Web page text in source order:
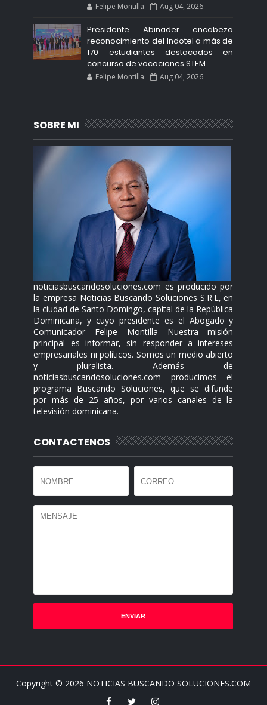
Felipe Montilla Aug 04, 2026
Presidente Abinader encabeza
reconocimiento del Indotel a más de
170 estudiantes destacados en
concurso de vocaciones STEM
Felipe Montilla Aug 04, 2026
SOBRE MI
noticiasbuscandosoluciones.com es producido por
la empresa Noticias Buscando Soluciones S.R.L, en
la ciudad de Santo Domingo, capital de la República
Dominicana, y cuyo presidente es el Abogado y
Comunicador Felipe Montilla Nuestra misión
principal es informar, sin responder a intereses
empresariales ni políticos. Somos un medio abierto
y pluralista. Además de
noticiasbuscandosoluciones.com producimos el
programa Buscando Soluciones, que se difunde
por más de 25 años, por varios canales de la
televisión dominicana.
CONTACTENOS
Copyright © 2026 NOTICIAS BUSCANDO SOLUCIONES.COM